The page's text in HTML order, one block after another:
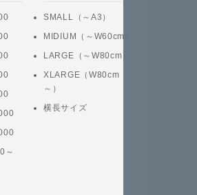
～
SMALL（～A3）
MIDIUM（～W60cm）
LARGE（～W80cm）
XLARGE（W80cm
～）
横長サイズ